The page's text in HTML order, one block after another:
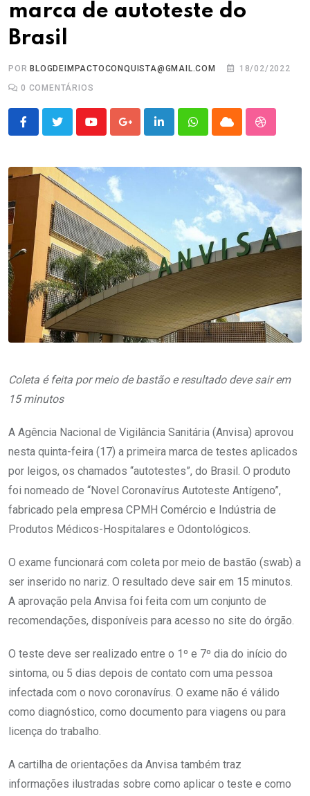
marca de autoteste do
Brasil
POR BLOGDEIMPACTOCONQUISTA@GMAIL.COM
18/02/2022
0 COMENTÁRIOS
YoutubeGoogle+LinkedInWhatsappCloud
Coleta é feita por meio de bastão e resultado deve sair em
15 minutos
A Agência Nacional de Vigilância Sanitária (Anvisa) aprovou
nesta quinta-feira (17) a primeira marca de testes aplicados
por leigos, os chamados “autotestes”, do Brasil. O produto
foi nomeado de “Novel Coronavírus Autoteste Antígeno”,
fabricado pela empresa CPMH Comércio e Indústria de
Produtos Médicos-Hospitalares e Odontológicos.
O exame funcionará com coleta por meio de bastão (swab) a
ser inserido no nariz. O resultado deve sair em 15 minutos.
A aprovação pela Anvisa foi feita com um conjunto de
recomendações, disponíveis para acesso no site do órgão.
O teste deve ser realizado entre o 1º e 7º dia do início do
sintoma, ou 5 dias depois de contato com uma pessoa
infectada com o novo coronavírus. O exame não é válido
como diagnóstico, como documento para viagens ou para
licença do trabalho.
A cartilha de orientações da Anvisa também traz
informações ilustradas sobre como aplicar o teste e como